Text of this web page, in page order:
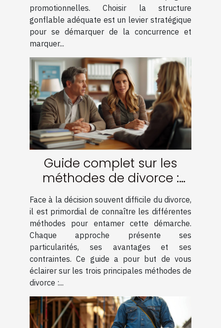
promotionnelles. Choisir la structure
gonflable adéquate est un levier stratégique
pour se démarquer de la concurrence et
marquer...
Guide complet sur les
méthodes de divorce :
amiable, médiation et
contentieux
Face à la décision souvent difficile du divorce,
il est primordial de connaître les différentes
méthodes pour entamer cette démarche.
Chaque approche présente ses
particularités, ses avantages et ses
contraintes. Ce guide a pour but de vous
éclairer sur les trois principales méthodes de
divorce :...